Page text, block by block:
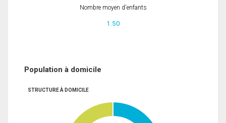
Nombre moyen d'enfants
1.50
Population à domicile
STRUCTURE À DOMICILE